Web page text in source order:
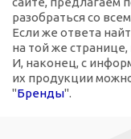
разобраться со
Если же ответа
на той же
И, наконец, с
их продукции
"Бренды".